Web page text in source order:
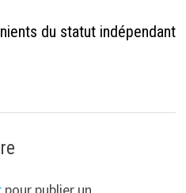
du statut indépendant
pour publier un